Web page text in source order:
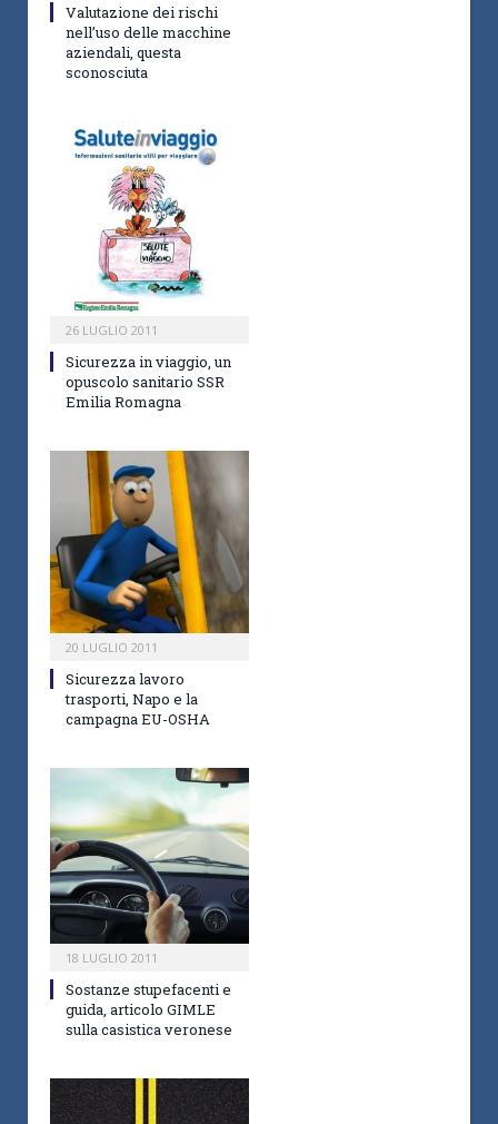
Valutazione dei rischi
nell’uso delle macchine
aziendali, questa
sconosciuta
26 LUGLIO 2011
Sicurezza in viaggio, un
opuscolo sanitario SSR
Emilia Romagna
20 LUGLIO 2011
Sicurezza lavoro
trasporti, Napo e la
campagna EU-OSHA
18 LUGLIO 2011
Sostanze stupefacenti e
guida, articolo GIMLE
sulla casistica veronese